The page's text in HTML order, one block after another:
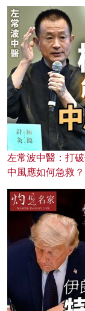
左常波中醫：打
中風應如何急救？